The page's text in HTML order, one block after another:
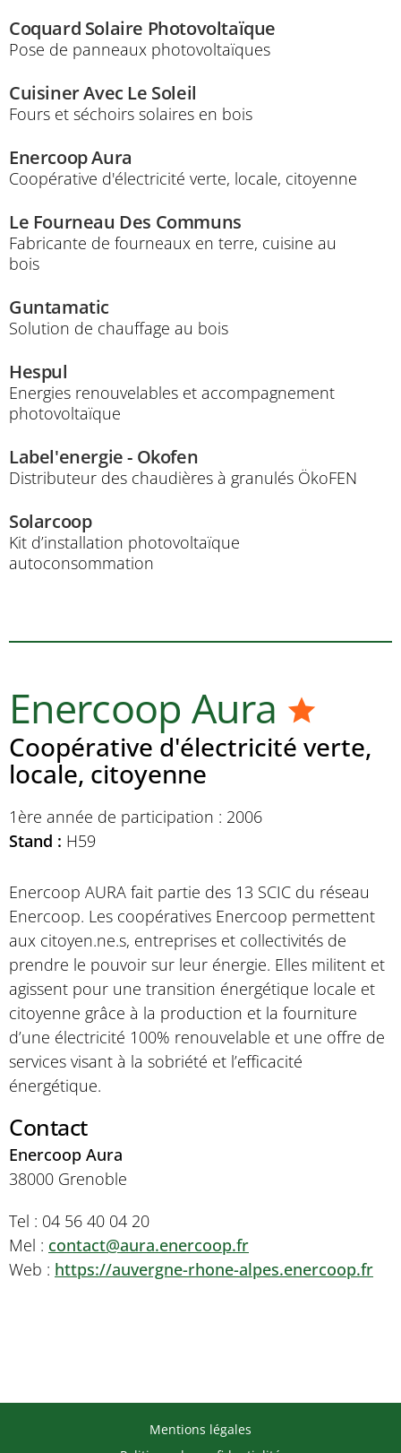
Coquard Solaire Photovoltaïque
Pose de panneaux photovoltaïques
Cuisiner Avec Le Soleil
Fours et séchoirs solaires en bois
Enercoop Aura
Coopérative d'électricité verte, locale, citoyenne
Le Fourneau Des Communs
Fabricante de fourneaux en terre, cuisine au
bois
Guntamatic
Solution de chauffage au bois
Hespul
Energies renouvelables et accompagnement
photovoltaïque
Label'energie - Okofen
Distributeur des chaudières à granulés ÖkoFEN
Solarcoop
Kit d’installation photovoltaïque
autoconsommation
Enercoop Aura
Coopérative d'électricité verte,
locale, citoyenne
1ère année de participation : 2006
Stand : H59
Enercoop AURA fait partie des 13 SCIC du réseau
Enercoop. Les coopératives Enercoop permettent
aux citoyen.ne.s, entreprises et collectivités de
prendre le pouvoir sur leur énergie. Elles militent et
agissent pour une transition énergétique locale et
citoyenne grâce à la production et la fourniture
d’une électricité 100% renouvelable et une offre de
services visant à la sobriété et l’efficacité
énergétique.
Contact
Enercoop Aura
38000 Grenoble
Tel : 04 56 40 04 20
Mel : contact@aura.enercoop.fr
Web : https://auvergne-rhone-alpes.enercoop.fr
Mentions légales